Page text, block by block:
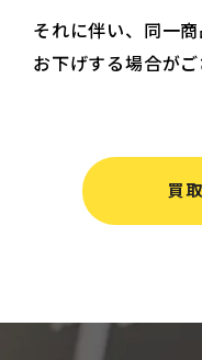
それに伴い、同一
お下げする場合がご
買